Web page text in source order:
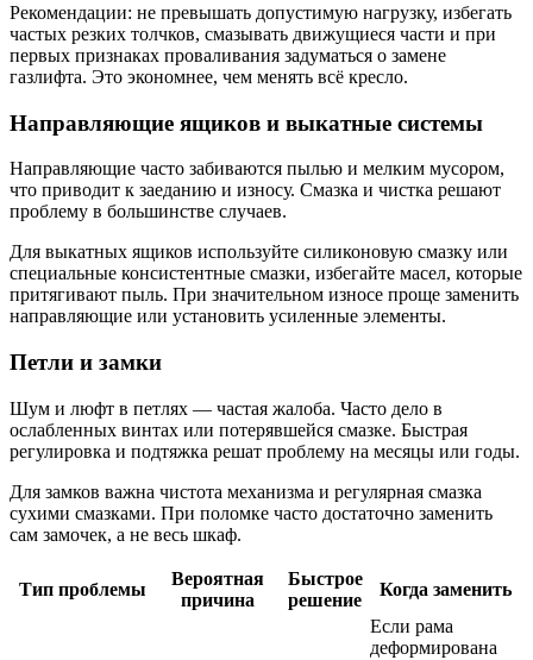
Рекомендации: не превышать допустимую нагрузку, избегать
частых резких толчков, смазывать движущиеся части и при
первых признаках проваливания задуматься о замене
газлифта. Это экономнее, чем менять всё кресло.
Направляющие ящиков и выкатные системы
Направляющие часто забиваются пылью и мелким мусором,
что приводит к заеданию и износу. Смазка и чистка решают
проблему в большинстве случаев.
Для выкатных ящиков используйте силиконовую смазку или
специальные консистентные смазки, избегайте масел, которые
притягивают пыль. При значительном износе проще заменить
направляющие или установить усиленные элементы.
Петли и замки
Шум и люфт в петлях — частая жалоба. Часто дело в
ослабленных винтах или потерявшейся смазке. Быстрая
регулировка и подтяжка решат проблему на месяцы или годы.
Для замков важна чистота механизма и регулярная смазка
сухими смазками. При поломке часто достаточно заменить
сам замочек, а не весь шкаф.
Тип проблемы
Вероятная
причина
Быстрое
решение
Когда заменить
Если рама
деформирована